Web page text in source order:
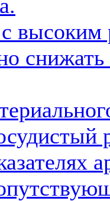
высоким
снижать